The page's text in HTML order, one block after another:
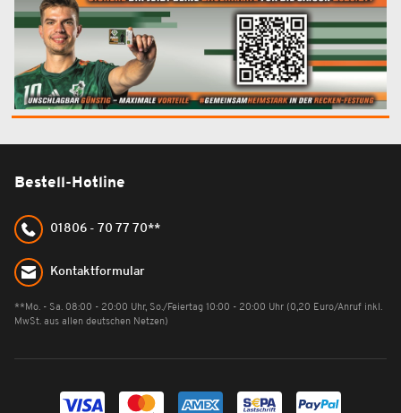
Bestell-Hotline
01806 - 70 77 70**
Kontaktformular
**Mo. - Sa. 08:00 - 20:00 Uhr, So./Feiertag 10:00 - 20:00 Uhr (0,20 Euro/Anruf inkl.
MwSt. aus allen deutschen Netzen)